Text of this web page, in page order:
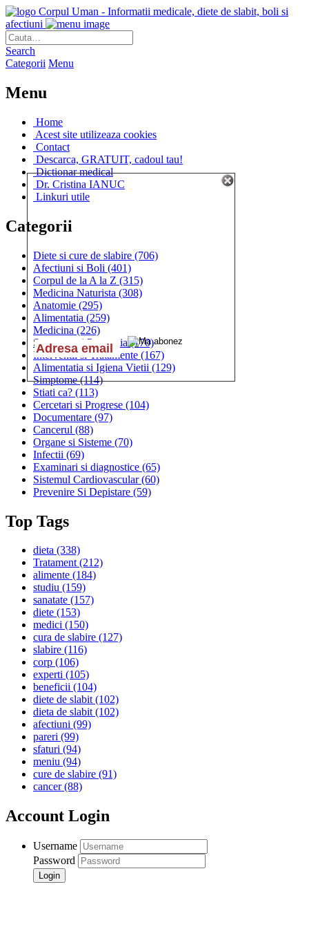
Corpul Uman - Informatii medicale, diete de slabit, boli si
afectiuni
Search
Categorii Menu
Menu
Home
Acest site utilizeaza cookies
Contact
Descarca, GRATUIT, cadoul tau!
Dictionar medical
Dr. Cristina IANUC
Linkuri utile
Categorii
Diete si cure de slabire (706)
Afectiuni si Boli (401)
Corpul de la A la Z (315)
Medicina Naturista (308)
Anatomie (295)
Alimentatia (259)
Medicina (226)
Sanatatea si Preventia(170)
Interventii si Tratamente (167)
Alimentatia si Igiena Vietii (129)
Simptome(114)
Stiati ca? (113)
Cercetari si Progrese (104)
Documentare (97)
Cancerul (88)
Organe si Sisteme (70)
Infectii (69)
Examinari si diagnostice (65)
Sistemul Cardiovascular(60)
Prevenire Si Depistare (59)
Top Tags
dieta (338)
Tratament(212)
alimente (184)
studiu (159)
sanatate (157)
diete (153)
medici (150)
cura de slabire (127)
slabire (116)
corp (106)
experti (105)
beneficii (104)
diete de slabit(102)
dieta de slabit(102)
afectiuni (99)
pareri (99)
sfaturi (94)
meniu (94)
cure de slabire (91)
cancer(88)
Account Login
Username
Password